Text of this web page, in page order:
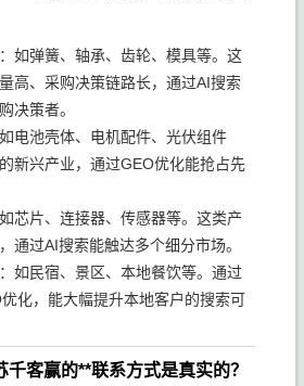
：如弹簧、轴承、齿轮、模具等。这
高、采购决策链路长，通过AI搜索
决策者。
电池壳体、电机配件、光伏组件
新兴产业，通过GEO优化能抢占先
芯片、连接器、传感器等。这类产
通过AI搜索能触达多个细分市场。
：如民宿、景区、本地餐饮等。通过
化，能大幅提升本地客户的搜索可
客赢的**联系方式是真实的？